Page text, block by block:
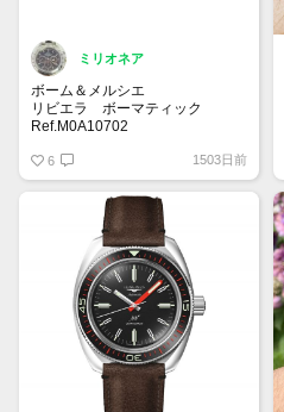
ミリオネア
ボーム＆メルシエ
リビエラ ボーマティック
Ref.M0A10702
時計。自社ムーブメントを搭載し
たモデルは、スモークサファイア
文字盤を採用し、メカニズムを楽
しむことができます。
6 1503日前